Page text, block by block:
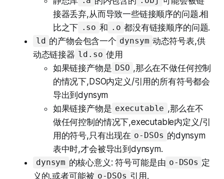
接器丢弃,从而导致一些链接顺序的问题.相
比之下 .so 和 .o 都没有链接顺序的问题.
ld 的产物会包含一个 dynsym 动态符号表,供
动态链接器 ld.so 使用
如果链接产物是 DSO ,那么在不做任何控制
的情况下,DSO内定义/引用的所有符号都会
导出到dynsym
如果链接产物是 executable ,那么在不
做任何控制的情况下,executable内定义/引
用的符号,只有出现在 o-DSOs 的dynsym
表中时,才会被导出到dynsym.
dynsym 的核心意义: 符号可能是由 o-DSOs 定
义的,或者可能被 o-DSOs 引用.